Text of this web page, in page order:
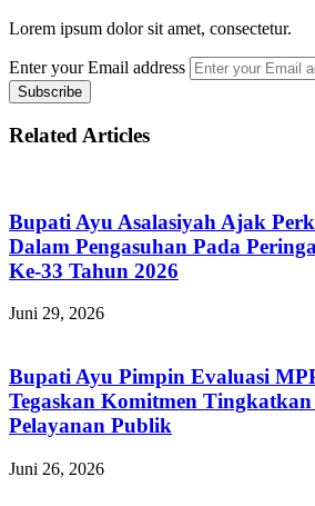
Lorem ipsum dolor sit amet, consectetur.
Enter your Email address
Related Articles
Bupati Ayu Asalasiyah Ajak
Dalam Pengasuhan Pada
Ke-33 Tahun 2026
Juni 29, 2026
Bupati Ayu Pimpin Evaluasi
Tegaskan Komitmen
Pelayanan Publik
Juni 26, 2026